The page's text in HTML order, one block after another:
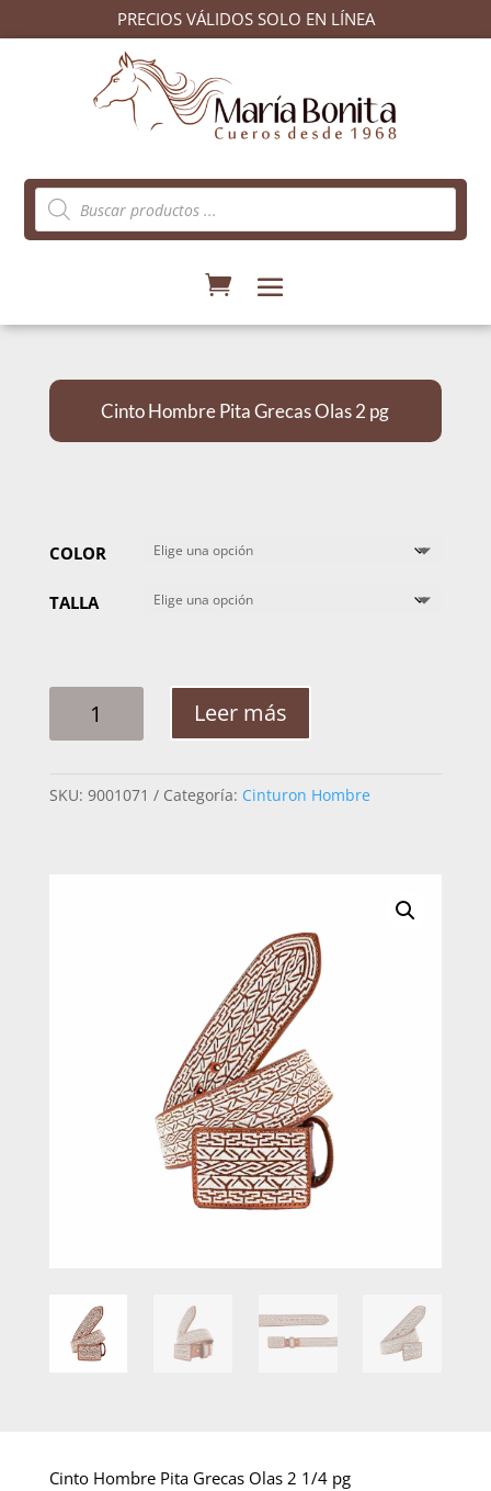
PRECIOS VÁLIDOS SOLO EN LÍNEA
Búsqueda
de
productos
Cinto Hombre Pita Grecas Olas 2 pg
COLOR
TALLA
HOMBRE
OLAS
Leer más
SKU: 9001071 Categoría: Cinturon Hombre
Cinto Hombre Pita Grecas Olas 2 1/4 pg